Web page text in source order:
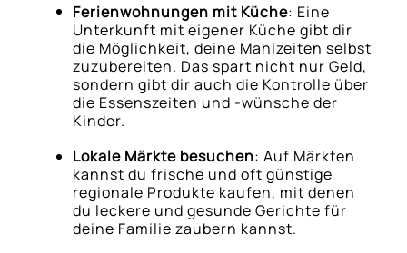
Ferienwohnungen mit Küche: Eine
Unterkunft mit eigener Küche gibt dir
die Möglichkeit, deine Mahlzeiten selbst
zuzubereiten. Das spart nicht nur Geld,
sondern gibt dir auch die Kontrolle über
die Essenszeiten und -wünsche der
Kinder.
Lokale Märkte besuchen: Auf Märkten
kannst du frische und oft günstige
regionale Produkte kaufen, mit denen
du leckere und gesunde Gerichte für
deine Familie zaubern kannst.